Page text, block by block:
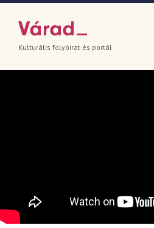
Kulturális folyóirat és portál